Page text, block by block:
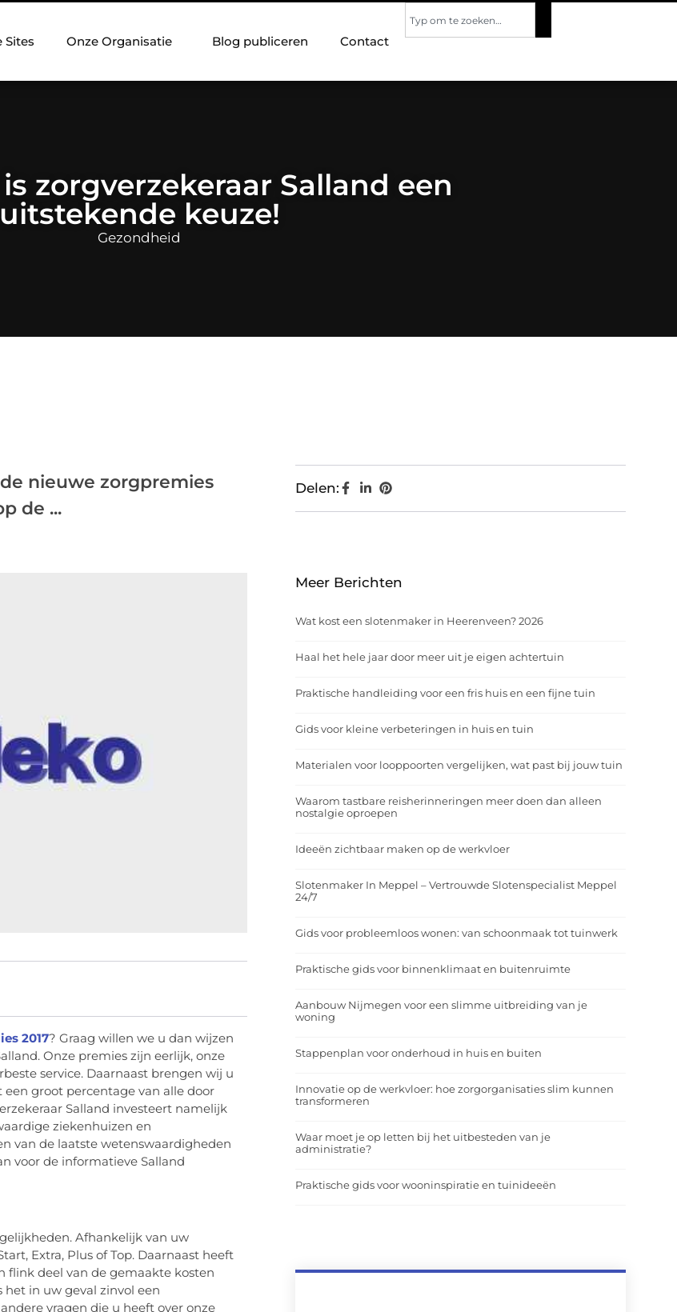
Sites Onze Organisatie Blog publiceren Contact
zorgverzekeraar Salland een
uitstekende keuze!
Gezondheid
nieuwe zorgpremies
de ...
2017? Graag willen we u dan wijzen
Onze premies zijn eerlijk, onze
service. Daarnaast brengen wij u
groot percentage van alle door
Salland investeert namelijk
ziekenhuizen en
van de laatste wetenswaardigheden
voor de informatieve Salland
Afhankelijk van uw
Extra, Plus of Top. Daarnaast heeft
flink deel van de gemaakte kosten
in uw geval zinvol een
vragen die u heeft over onze
Delen:
Meer Berichten
Wat kost een slotenmaker in Heerenveen? 2026
Haal het hele jaar door meer uit je eigen achtertuin
Praktische handleiding voor een fris huis en een fijne tuin
Gids voor kleine verbeteringen in huis en tuin
Materialen voor looppoorten vergelijken, wat past bij jouw tuin
Waarom tastbare reisherinneringen meer doen dan alleen
nostalgie oproepen
Ideeën zichtbaar maken op de werkvloer
Slotenmaker In Meppel – Vertrouwde Slotenspecialist Meppel
24/7
Gids voor probleemloos wonen: van schoonmaak tot tuinwerk
Praktische gids voor binnenklimaat en buitenruimte
Aanbouw Nijmegen voor een slimme uitbreiding van je
woning
Stappenplan voor onderhoud in huis en buiten
Innovatie op de werkvloer: hoe zorgorganisaties slim kunnen
transformeren
Waar moet je op letten bij het uitbesteden van je
administratie?
Praktische gids voor wooninspiratie en tuinideeën